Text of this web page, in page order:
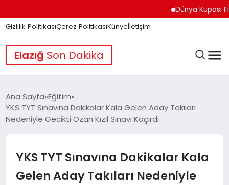
Dünya Kupası
Gizlilik PolitikasıÇerez PolitikasıKünyeİletişim
Elazığ Son Dakika
GÜNDEM
DÜNYA
Ana Sayfa Eğitim
YKS TYT Sınavına Dakikalar Kala Gelen Aday Takıları
Nedeniyle Gecikti Ozan Kızıl Sınavı Kaçırdı
YKS TYT Sınavına Dakikalar Kala
Gelen Aday Takıları Nedeniyle